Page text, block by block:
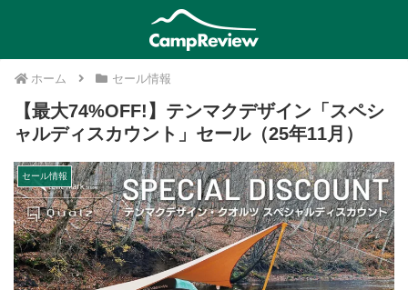
ホーム セール情報
【最大74%OFF!】テンマクデザイン「スペシ
ャルディスカウント」セール（25年11月）
セール情報